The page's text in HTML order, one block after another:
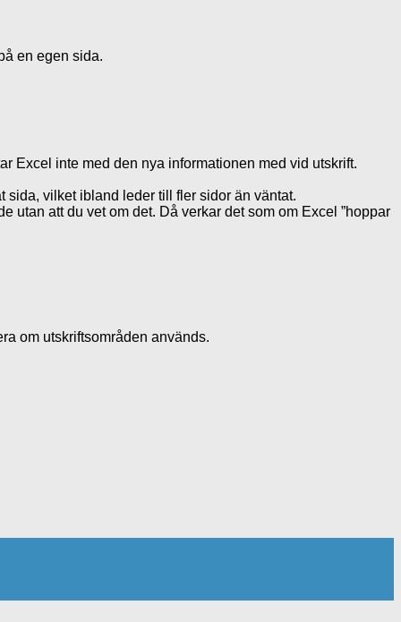
en egen sida.
Excel inte med den nya informationen med vid utskrift.
vilket ibland leder till fler sidor än väntat.
utan att du vet om det. Då verkar det som om Excel ”hoppar
om utskriftsområden används.